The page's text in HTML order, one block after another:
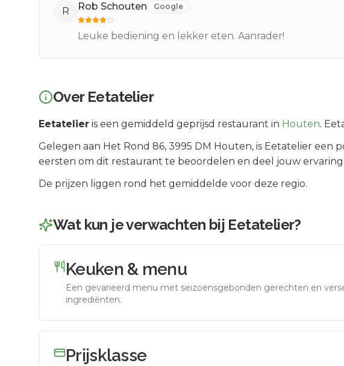
R Rob Schouten Google
Leuke bediening en lekker eten. Aanrader!
Over Eetatelier
Eetatelier is een gemiddeld geprijsd restaurant in Houten.
Gelegen aan Het Rond 86, 3995 DM Houten, is Eetatelier een
eersten om dit restaurant te beoordelen en deel jouw
De prijzen liggen rond het gemiddelde voor deze regio.
Wat kun je verwachten bij Eetatelier?
Keuken & menu
Een gevarieerd menu met seizoensgebonden gerechten en
ingrediënten.
Prijsklasse